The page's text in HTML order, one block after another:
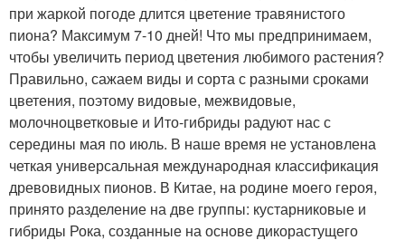
при жаркой погоде длится цветение травянистого
пиона? Максимум 7-10 дней! Что мы предпринимаем,
чтобы увеличить период цветения любимого растения?
Правильно, сажаем виды и сорта с разными сроками
цветения, поэтому видовые, межвидовые,
молочноцветковые и Ито-гибриды радуют нас с
середины мая по июль. В наше время не установлена
четкая универсальная международная классификация
древовидных пионов. В Китае, на родине моего героя,
принято разделение на две группы: кустарниковые и
гибриды Рока, созданные на основе дикорастущего